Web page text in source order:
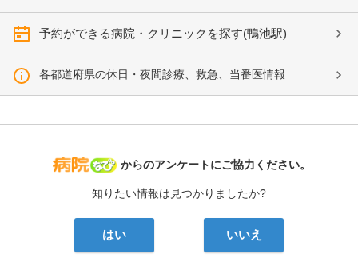
予約ができる病院・クリニックを探す(鴨池駅)
各都道府県の休日・夜間診療、救急、当番医情報
病院なび
からのアンケートにご協力ください。
知りたい情報は見つかりましたか?
はい いいえ